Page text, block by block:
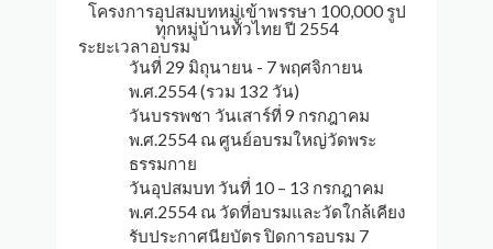
โครงการอุปสมบทหมู่เข้าพรรษา 100,000 รูป
ทุกหมู่บ้านทั่วไทย ปี 2554
ระยะเวลาอบรม
วันที่ 29 มิถุนายน - 7 พฤศจิกายน
พ.ศ.2554 (รวม 132 วัน)
วันบรรพชา วันเสาร์ที่ 9 กรกฎาคม
พ.ศ.2554 ณ ศูนย์อบรมใหญ่วัดพระ
ธรรมกาย
วันอุปสมบท วันที่ 10 – 13 กรกฎาคม
พ.ศ.2554 ณ วัดที่อบรมและวัดใกล้เคียง
รับประกาศนียบัตร ปิดการอบรม 7